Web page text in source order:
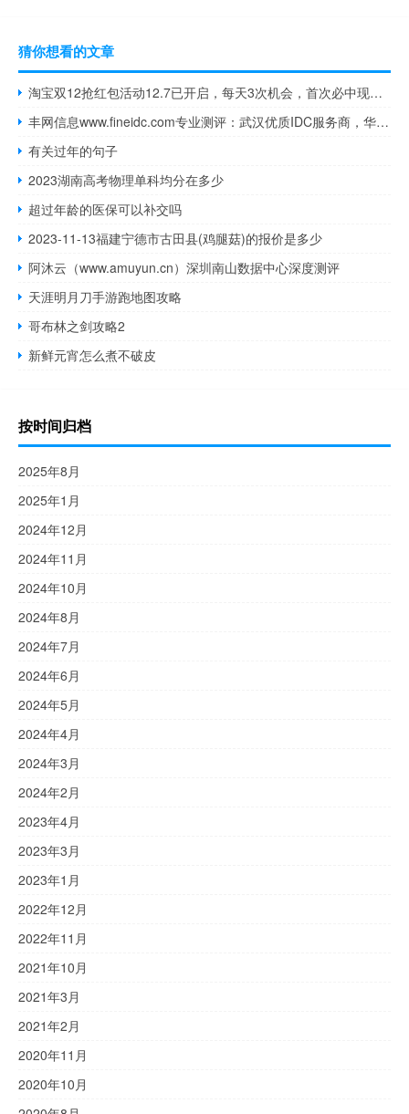
猜你想看的文章
淘宝双12抢红包活动12.7已开启，每天3次机会，首次必中现金红包
丰网信息www.fineidc.com专业测评：武汉优质IDC服务商，华中地区企业上云优选
有关过年的句子
2023湖南高考物理单科均分在多少
超过年龄的医保可以补交吗
2023-11-13福建宁德市古田县(鸡腿菇)的报价是多少
阿沐云（www.amuyun.cn）深圳南山数据中心深度测评
天涯明月刀手游跑地图攻略
哥布林之剑攻略2
新鲜元宵怎么煮不破皮
按时间归档
2025年8月
2025年1月
2024年12月
2024年11月
2024年10月
2024年8月
2024年7月
2024年6月
2024年5月
2024年4月
2024年3月
2024年2月
2023年4月
2023年3月
2023年1月
2022年12月
2022年11月
2021年10月
2021年3月
2021年2月
2020年11月
2020年10月